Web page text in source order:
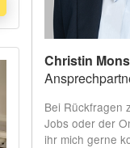
Christin
Bei Rückfragen
Jobs oder der
ihr mich gerne